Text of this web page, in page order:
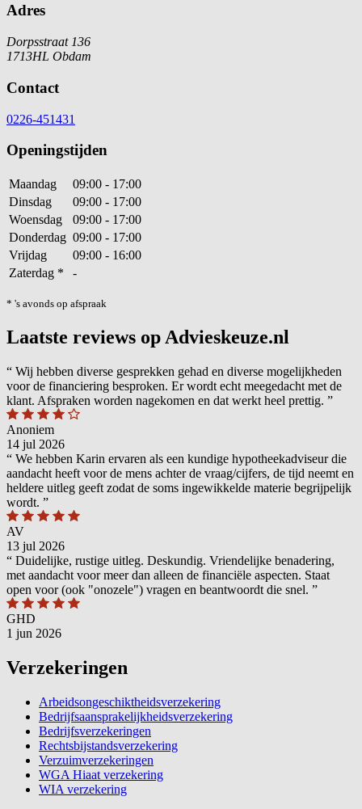
Adres
Dorpsstraat 136
1713HL Obdam
Contact
0226-451431
Openingstijden
Maandag
09:00 - 17:00
Dinsdag
09:00 - 17:00
Woensdag
09:00 - 17:00
Donderdag 09:00 - 17:00
Vrijdag
09:00 - 16:00
Zaterdag * -
* 's avonds op afspraak
Laatste reviews op Advieskeuze.nl
“ Wij hebben diverse gesprekken gehad en diverse mogelijkheden
voor de financiering besproken. Er wordt echt meegedacht met de
klant. Afspraken worden nagekomen en dat werkt heel prettig. ”
Anoniem
14 jul 2026
“ We hebben Karin ervaren als een kundige hypotheekadviseur die
aandacht heeft voor de mens achter de vraag/cijfers, de tijd neemt en
heldere uitleg geeft zodat de soms ingewikkelde materie begrijpelijk
wordt. ”
AV
13 jul 2026
“ Duidelijke, rustige uitleg. Deskundig. Vriendelijke benadering,
met aandacht voor meer dan alleen de financiële aspecten. Staat
open voor (ook "onozele") vragen en beantwoordt die snel. ”
GHD
1 jun 2026
Verzekeringen
Arbeidsongeschiktheidsverzekering
Bedrijfsaansprakelijkheidsverzekering
Bedrijfsverzekeringen
Rechtsbijstandsverzekering
Verzuimverzekeringen
WGA Hiaat verzekering
WIA verzekering